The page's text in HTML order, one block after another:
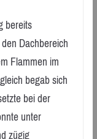
bereits
Dachbereich
Flammen im
begab sich
bei der
unter